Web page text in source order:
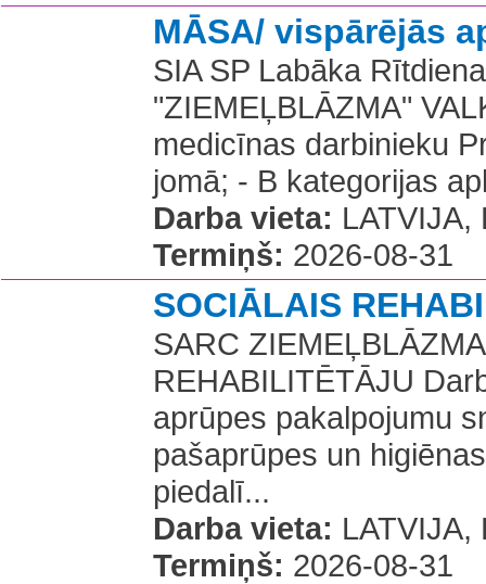
MĀSA/ vispārējās
SIA SP Labāka
"ZIEMEĻBLĀZMA"
medicīnas darbinieku
jomā; - B kategorijas
Darba vieta: LATVIJA,
Termiņš: 2026-08-31
SOCIĀLAIS
SARC
REHABILITĒTĀJU
aprūpes pakalpojumu
pašaprūpes un
piedalī...
Darba vieta: LATVIJA,
Termiņš: 2026-08-31